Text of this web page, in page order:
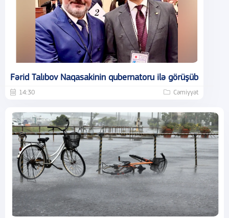
Fərid Talıbov Naqasakinin qubernatoru ilə görüşüb
14:30 Cəmiyyət